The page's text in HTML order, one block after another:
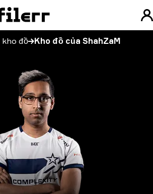
đồ Kho đồ của ShahZaM